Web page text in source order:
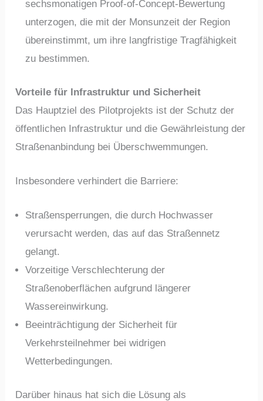
sechsmonatigen Proof-of-Concept-Bewertung
unterzogen, die mit der Monsunzeit der Region
übereinstimmt, um ihre langfristige Tragfähigkeit
zu bestimmen.
Vorteile für Infrastruktur und Sicherheit
Das Hauptziel des Pilotprojekts ist der Schutz der
öffentlichen Infrastruktur und die Gewährleistung der
Straßenanbindung bei Überschwemmungen.
Insbesondere verhindert die Barriere:
Straßensperrungen, die durch Hochwasser
verursacht werden, das auf das Straßennetz
gelangt.
Vorzeitige Verschlechterung der
Straßenoberflächen aufgrund längerer
Wassereinwirkung.
Beeinträchtigung der Sicherheit für
Verkehrsteilnehmer bei widrigen
Wetterbedingungen.
Darüber hinaus hat sich die Lösung als